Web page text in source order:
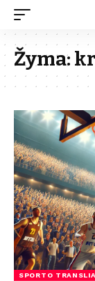
Žyma:
SPORTO